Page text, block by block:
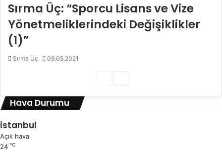
Sırma Üç: “Sporcu Lisans ve Vize
Yönetmeliklerindeki Değişiklikler
(1)”
Sırma Üç 09.05.2021
Hava Durumu
İstanbul
Açık hava
24 ℃